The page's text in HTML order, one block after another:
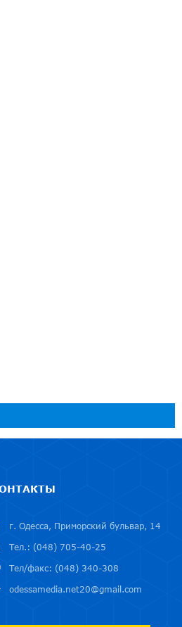
г. Одесса, Приморский бульвар, 14
Тел.: (048) 705-40-25
Тел/факс: (048) 340-308
odessamedia.net20@gmail.com